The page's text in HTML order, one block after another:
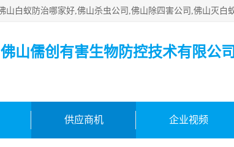
佛山儒创有害生物防控技术有限公司
供应商机 企业视频